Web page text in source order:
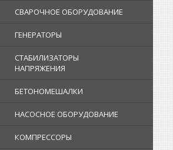
СВАРОЧНОЕ ОБОРУДОВАНИЕ
ГЕНЕРАТОРЫ
СТАБИЛИЗАТОРЫ
НАПРЯЖЕНИЯ
БЕТОНОМЕШАЛКИ
НАСОСНОЕ ОБОРУДОВАНИЕ
КОМПРЕССОРЫ